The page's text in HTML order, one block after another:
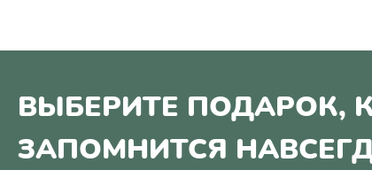
ВЫБЕРИТЕ ПОДАРОК,
ЗАПОМНИТСЯ